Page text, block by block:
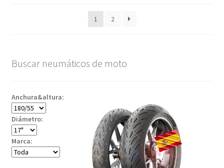
1
2
Buscar neumáticos de moto
Anchura&altura:
Diámetro:
Marca: